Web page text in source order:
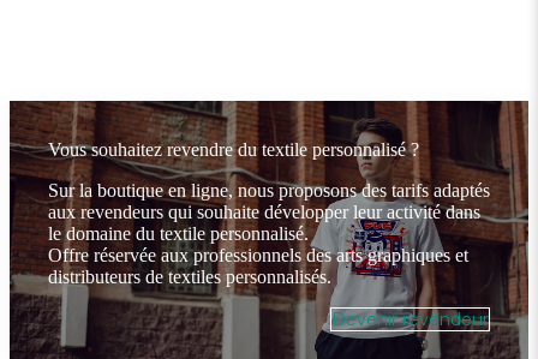
Vous souhaitez revendre du textile personnalisé ?
Sur la boutique en ligne, nous proposons des tarifs adaptés
aux revendeurs qui souhaite développer leur activité dans
le domaine du textile personnalisé.
Offre réservée aux professionnels des arts graphiques et
distributeurs de textiles personnalisés.
Devenir revendeur